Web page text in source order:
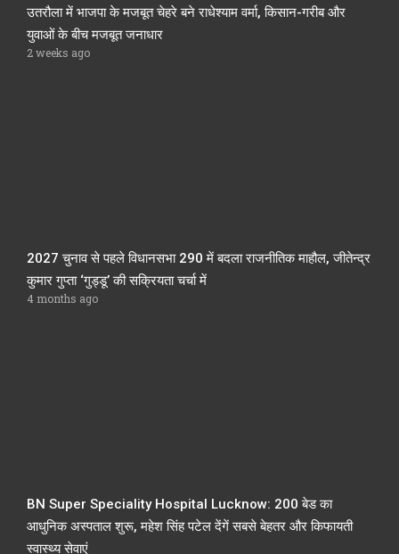
उतरौला में भाजपा के मजबूत चेहरे बने राधेश्याम वर्मा, किसान-गरीब और
युवाओं के बीच मजबूत जनाधार
2 weeks ago
2027 चुनाव से पहले विधानसभा 290 में बदला राजनीतिक माहौल, जीतेन्द्र
कुमार गुप्ता ‘गुड्डू’ की सक्रियता चर्चा में
4 months ago
BN Super Speciality Hospital Lucknow: 200 बेड का
आधुनिक अस्पताल शुरू, महेश सिंह पटेल देंगें सबसे बेहतर और किफायती
स्वास्थ्य सेवाएं